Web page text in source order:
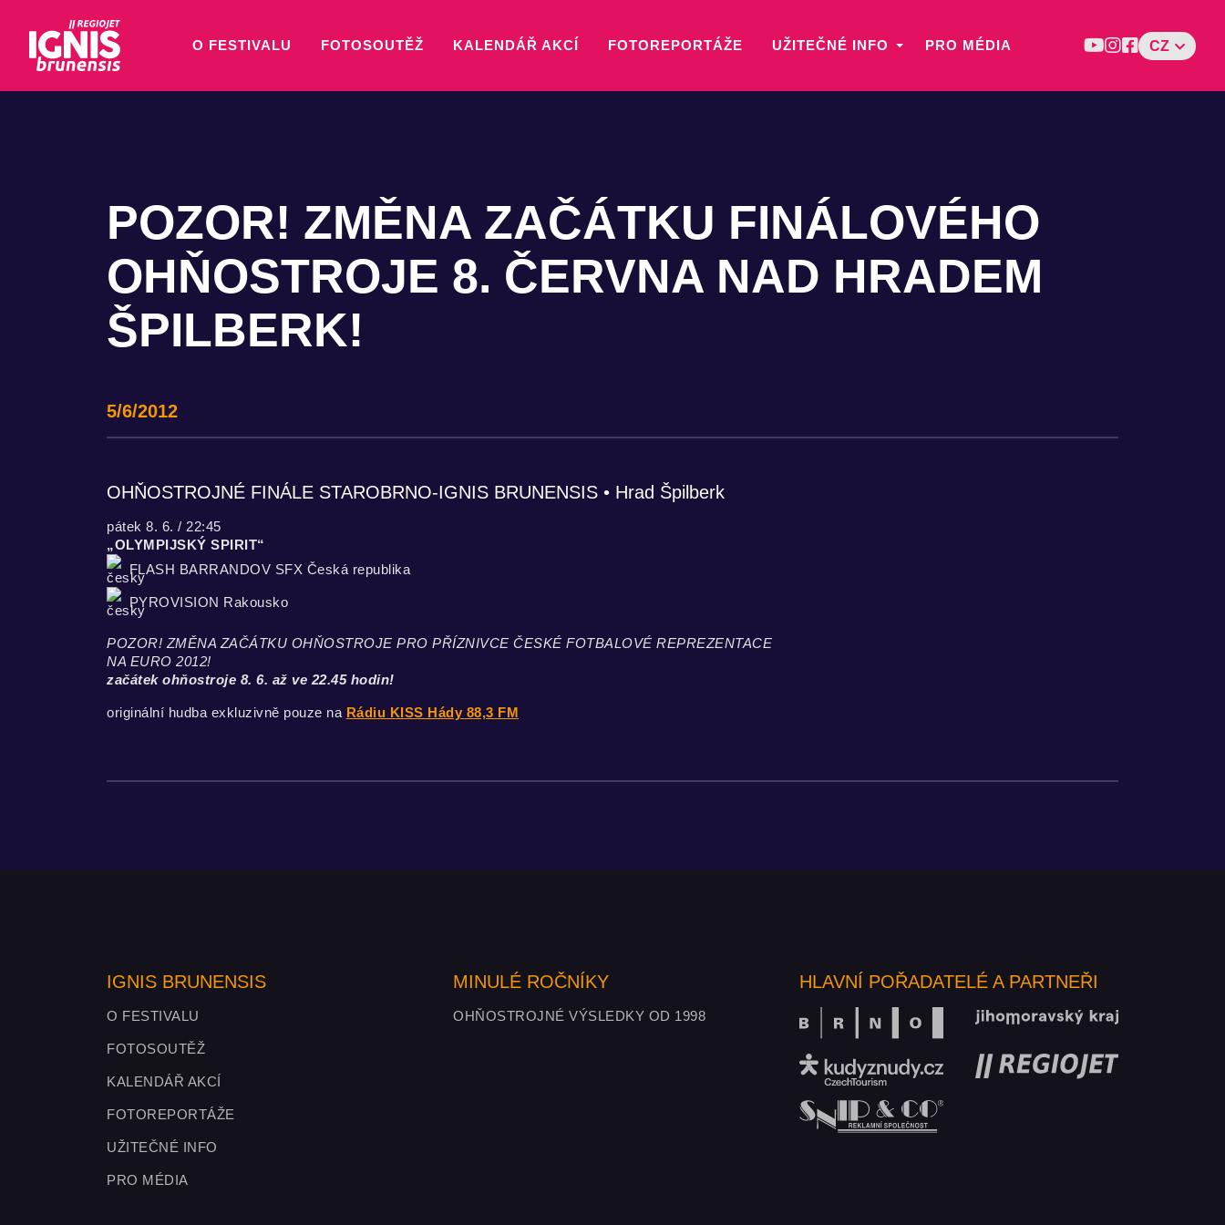
O FESTIVALU FOTOSOUTĚŽ KALENDÁŘ AKCÍ FOTOREPORTÁŽE UŽITEČNÉ INFO PRO MÉDIA CZ
POZOR! ZMĚNA ZAČÁTKU FINÁLOVÉHO
OHŇOSTROJE 8. ČERVNA NAD HRADEM
ŠPILBERK!
5/6/2012
OHŇOSTROJNÉ FINÁLE STAROBRNO-IGNIS BRUNENSIS • Hrad Špilberk
pátek 8. 6. / 22:45
„OLYMPIJSKÝ SPIRIT“
FLASH BARRANDOV SFX Česká republika
PYROVISION Rakousko
POZOR! ZMĚNA ZAČÁTKU OHŇOSTROJE PRO PŘÍZNIVCE ČESKÉ FOTBALOVÉ REPREZENTACE
NA EURO 2012!
začátek ohňostroje 8. 6. až ve 22.45 hodin!
originální hudba exkluzivně pouze na Rádiu KISS Hády 88,3 FM
IGNIS BRUNENSIS
O FESTIVALU
FOTOSOUTĚŽ
KALENDÁŘ AKCÍ
FOTOREPORTÁŽE
UŽITEČNÉ INFO
PRO MÉDIA
MINULÉ ROČNÍKY
OHŇOSTROJNÉ VÝSLEDKY OD 1998
HLAVNÍ POŘADATELÉ A PARTNEŘI